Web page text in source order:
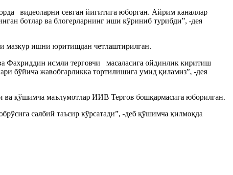
видеоларни севган йигитига юборган. Айрим каналлар
ботлар ва блогерларнинг иши кўриниб турибди”, -дея
мазкур ишни юритишдан четлаштирилган.
Фахриддин исмли терговчи масаласига ойдинлик киритиш
бўйича жавобгарликка тортилишига умид қиламиз”, -дея
ва қўшимча маълумотлар ИИВ Тергов бошқармасига юборилган.
салбий таъсир кўрсатади”, -деб қўшимча қилмоқда